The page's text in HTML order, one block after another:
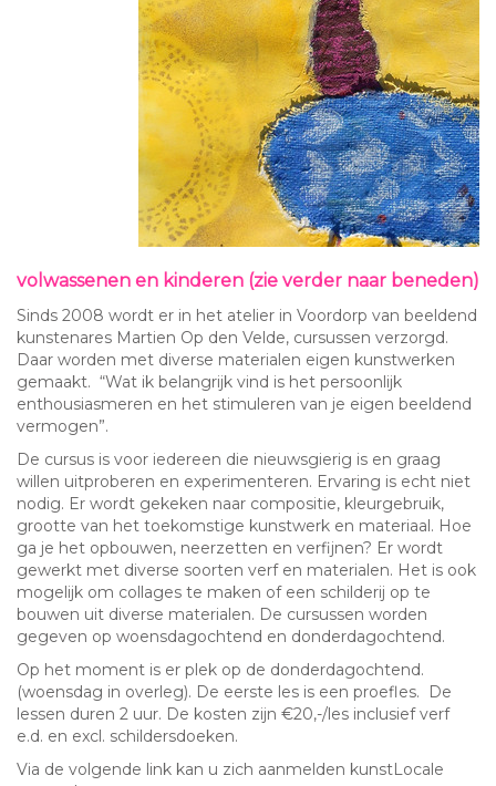
volwassenen en kinderen (zie verder naar beneden)
Sinds 2008 wordt er in het atelier in Voordorp van beeldend
kunstenares Martien Op den Velde, cursussen verzorgd.
Daar worden met diverse materialen eigen kunstwerken
gemaakt. “Wat ik belangrijk vind is het persoonlijk
enthousiasmeren en het stimuleren van je eigen beeldend
vermogen”.
De cursus is voor iedereen die nieuwsgierig is en graag
willen uitproberen en experimenteren. Ervaring is echt niet
nodig. Er wordt gekeken naar compositie, kleurgebruik,
grootte van het toekomstige kunstwerk en materiaal. Hoe
ga je het opbouwen, neerzetten en verfijnen? Er wordt
gewerkt met diverse soorten verf en materialen. Het is ook
mogelijk om collages te maken of een schilderij op te
bouwen uit diverse materialen. De cursussen worden
gegeven op woensdagochtend en donderdagochtend.
Op het moment is er plek op de donderdagochtend.
(woensdag in overleg). De eerste les is een proefles. De
lessen duren 2 uur. De kosten zijn €20,-/les inclusief verf
e.d. en excl. schildersdoeken.
Via de volgende link kan u zich aanmelden kunstLocale